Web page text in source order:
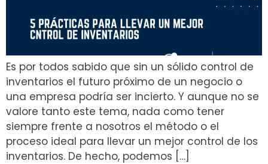
Es por todos sabido que sin un sólido control de
inventarios el futuro próximo de un negocio o
una empresa podría ser incierto. Y aunque no se
valore tanto este tema, nada como tener
siempre frente a nosotros el método o el
proceso ideal para llevar un mejor control de los
inventarios. De hecho, podemos […]